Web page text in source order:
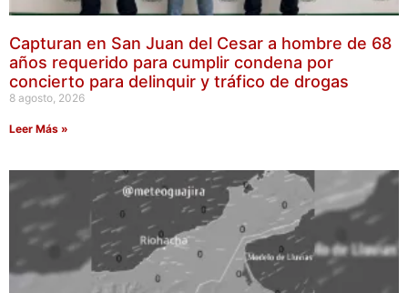
Capturan en San Juan del Cesar a hombre de 68
años requerido para cumplir condena por
concierto para delinquir y tráfico de drogas
8 agosto, 2026
Leer Más »